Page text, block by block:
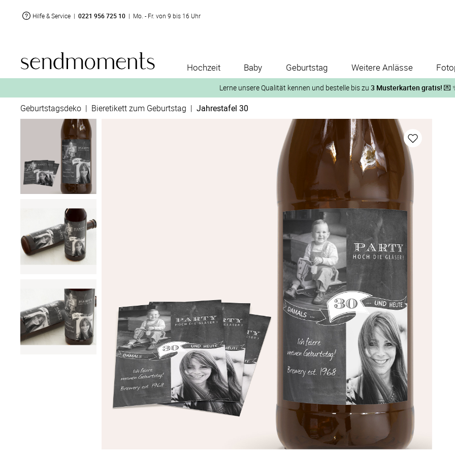
Hilfe & Service | 0221 956 725 10 | Mo. - Fr. von 9 bis 16 Uhr
Hochzeit Baby Geburtstag Weitere Anlässe
Lerne unsere Qualität kennen und bestelle bis zu 3 Musterkarten gratis! 💌
Und so geht‘s:
1. Wähle bis zu 3 Kartendesigns
auf der jeweiligen Produktseite und lasse Dir die Karten
Geburtstagsdeko | Bieretikett zum Geburtstag | Jahrestafel 30